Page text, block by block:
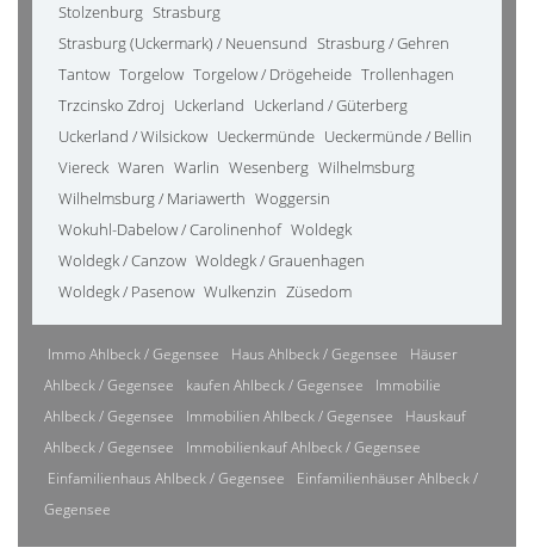
Stolzenburg Strasburg
Strasburg (Uckermark) / Neuensund Strasburg / Gehren
Tantow Torgelow Torgelow / Drögeheide Trollenhagen
Trzcinsko Zdroj Uckerland Uckerland / Güterberg
Uckerland / Wilsickow Ueckermünde Ueckermünde / Bellin
Viereck Waren Warlin Wesenberg Wilhelmsburg
Wilhelmsburg / Mariawerth Woggersin
Wokuhl-Dabelow / Carolinenhof Woldegk
Woldegk / Canzow Woldegk / Grauenhagen
Woldegk / Pasenow Wulkenzin Züsedom
Immo Ahlbeck / Gegensee Haus Ahlbeck / Gegensee
Häuser
Ahlbeck / Gegensee
kaufen Ahlbeck / Gegensee
Immobilie
Ahlbeck / Gegensee
Immobilien Ahlbeck / Gegensee
Hauskauf
Ahlbeck / Gegensee
Immobilienkauf Ahlbeck / Gegensee
Einfamilienhaus Ahlbeck / Gegensee
Einfamilienhäuser Ahlbeck /
Gegensee